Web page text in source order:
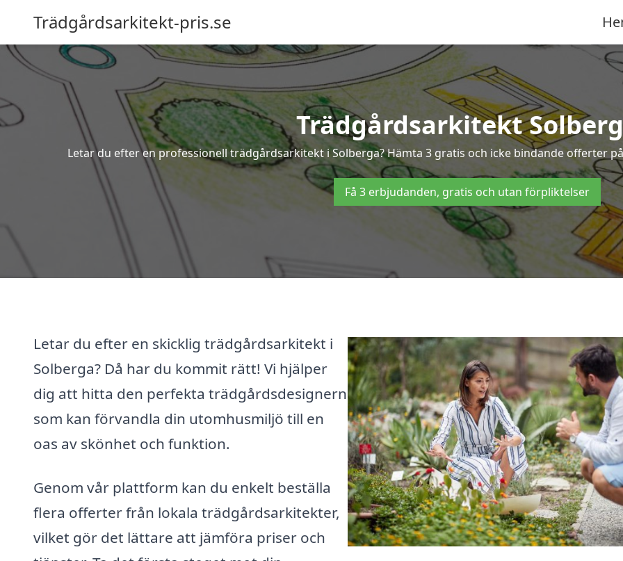
Trädgårdsarkitekt-pris.se
Trädgårdsarkitekt
Letar du efter en professionell trädgårdsarkitekt i Solberga? Hämta 3 gratis och icke bindande offerter
Få 3 erbjudanden, gratis och utan förpliktelser
Letar du efter en skicklig trädgårdsarkitekt i
Solberga? Då har du kommit rätt! Vi hjälper
dig att hitta den perfekta trädgårdsdesignern
som kan förvandla din utomhusmiljö till en
oas av skönhet och funktion.
Genom vår plattform kan du enkelt beställa
flera offerter från lokala trädgårdsarkitekter,
vilket gör det lättare att jämföra priser och